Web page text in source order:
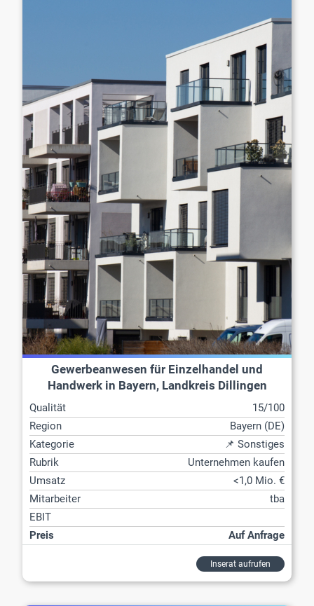
Gewerbeanwesen für Einzelhandel und
Handwerk in Bayern, Landkreis Dillingen
Qualität
15/100
Region
Bayern (DE)
Kategorie
📌 Sonstiges
Rubrik
Unternehmen kaufen
Umsatz
<1,0 Mio. €
Mitarbeiter
tba
EBIT
Preis
Auf Anfrage
Inserat aufrufen